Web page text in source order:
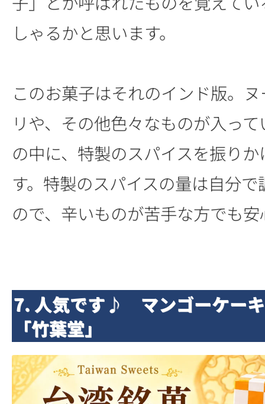
しゃるかと思います。
このお菓子はそれのインド版。
リや、その他色々なものが入っ
の中に、特製のスパイスを振り
す。特製のスパイスの量は自分
ので、辛いものが苦手な方でも
7. 人気です♪ マンゴーケー
「竹葉堂」